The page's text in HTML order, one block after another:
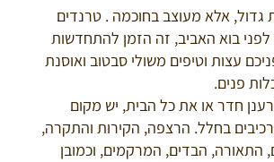
גדול, אלא מעוצב בחוכמה . טרנדים
לפני בוא האביב, זה הזמן להתחדשות
עצות וטיפים משולי סבטוב ואוסנת
פנים.
חדר או את כל הבית, יש מקום
בחלל. הרצפה, הקירות והתקרה,
התאורה, הבדים, המרקמים, וכמובן